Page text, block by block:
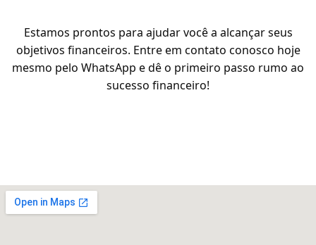
Estamos prontos para ajudar você a alcançar seus
objetivos financeiros. Entre em contato conosco hoje
mesmo pelo WhatsApp e dê o primeiro passo rumo ao
sucesso financeiro!